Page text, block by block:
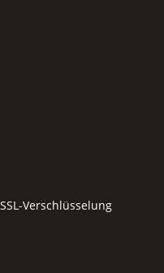
Verschlüsselung